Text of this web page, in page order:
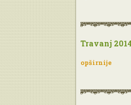
Travanj
opširnije